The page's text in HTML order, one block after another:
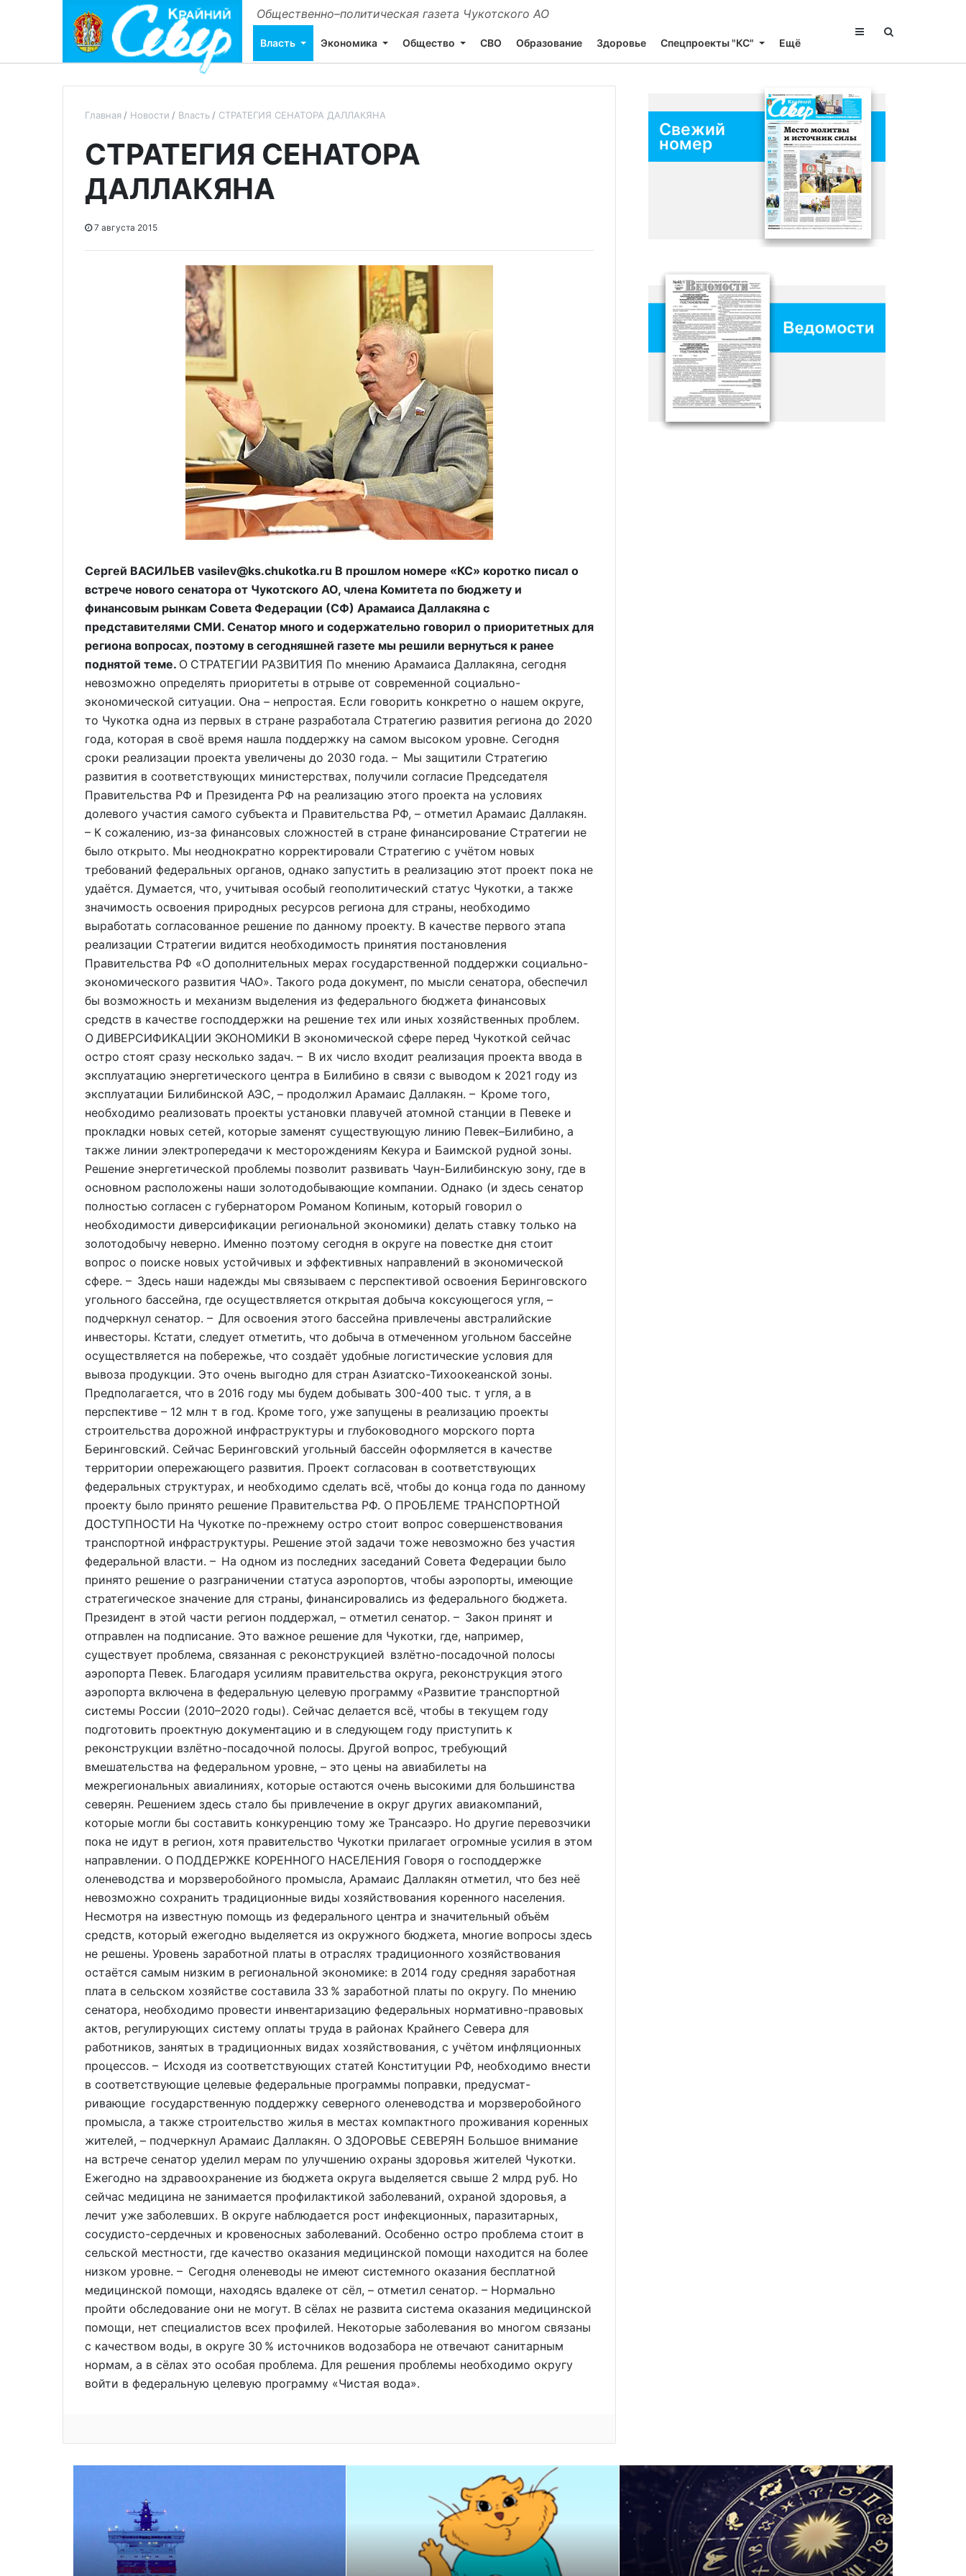
Общественно–политическая газета Чукотского АО
Власть Экономика Общество СВО Образование Здоровье Спецпроекты "КС" Ещё
Главная Новости Власть СТРАТЕГИЯ СЕНАТОРА ДАЛЛАКЯНА
СТРАТЕГИЯ СЕНАТОРА
ДАЛЛАКЯНА
7 августа 2015
Сергей ВАСИЛЬЕВ vasilev@ks.chukotka.ru В прошлом номере «КС» коротко писал о
встрече нового сенатора от Чукотского АО, члена Комитета по бюджету и
финансовым рынкам Совета Федерации (СФ) Арамаиса Даллакяна с
представителями СМИ. Сенатор много и содержательно говорил о приоритетных для
региона вопросах, поэтому в сегодняшней газете мы решили вернуться к ранее
поднятой теме. О СТРАТЕГИИ РАЗВИТИЯ По мнению Арамаиса Даллакяна, сегодня
невозможно определять приоритеты в отрыве от современной социально-
экономической ситуации. Она – непростая. Если говорить конкретно о нашем округе,
то Чукотка одна из первых в стране разработала Стратегию развития региона до 2020
года, которая в своё время нашла поддержку на самом высоком уровне. Сегодня
сроки реализации проекта увеличены до 2030 года. – Мы защитили Стратегию
развития в соответствующих министерствах, получили согласие Председателя
Правительства РФ и Президента РФ на реализацию этого проекта на условиях
долевого участия самого субъекта и Правительства РФ, – отметил Арамаис Даллакян.
– К сожалению, из-за финансовых сложностей в стране финансирование Стратегии не
было открыто. Мы неоднократно корректировали Стратегию с учётом новых
требований федеральных органов, однако запустить в реализацию этот проект пока не
удаётся. Думается, что, учитывая особый геополитический статус Чукотки, а также
значимость освоения природных ресурсов региона для страны, необходимо
выработать согласованное решение по данному проекту. В качестве первого этапа
реализации Стратегии видится необходимость принятия постановления
Правительства РФ «О дополнительных мерах государственной поддержки социально-
экономического развития ЧАО». Такого рода документ, по мысли сенатора, обеспечил
бы возможность и механизм выделения из федерального бюджета финансовых
средств в качестве господдержки на решение тех или иных хозяйственных проблем.
О ДИВЕРСИФИКАЦИИ ЭКОНОМИКИ В экономической сфере перед Чукоткой сейчас
остро стоят сразу несколько задач. – В их число входит реализация проекта ввода в
эксплуатацию энергетического центра в Билибино в связи с выводом к 2021 году из
эксплуатации Билибинской АЭС, – продолжил Арамаис Даллакян. – Кроме того,
необходимо реализовать проекты установки плавучей атомной станции в Певеке и
прокладки новых сетей, которые заменят существующую линию Певек–Билибино, а
также линии электропередачи к месторождениям Кекура и Баимской рудной зоны.
Решение энергетической проблемы позволит развивать Чаун-Билибинскую зону, где в
основном расположены наши золотодобывающие компании. Однако (и здесь сенатор
полностью согласен с губернатором Романом Копиным, который говорил о
необходимости диверсификации региональной экономики) делать ставку только на
золотодобычу неверно. Именно поэтому сегодня в округе на повестке дня стоит
вопрос о поиске новых устойчивых и эффективных направлений в экономической
сфере. – Здесь наши надежды мы связываем с перспективой освоения Беринговского
угольного бассейна, где осуществляется открытая добыча коксующегося угля, –
подчеркнул сенатор. – Для освоения этого бассейна привлечены австралийские
инвесторы. Кстати, следует отметить, что добыча в отмеченном угольном бассейне
осуществляется на побережье, что создаёт удобные логистические условия для
вывоза продукции. Это очень выгодно для стран Азиатско-Тихоокеанской зоны.
Предполагается, что в 2016 году мы будем добывать 300-400 тыс. т угля, а в
перспективе – 12 млн т в год. Кроме того, уже запущены в реализацию проекты
строительства дорожной инфраструктуры и глубоководного морского порта
Беринговский. Сейчас Беринговский угольный бассейн оформляется в качестве
территории опережающего развития. Проект согласован в соответствующих
федеральных структурах, и необходимо сделать всё, чтобы до конца года по данному
проекту было принято решение Правительства РФ. О ПРОБЛЕМЕ ТРАНСПОРТНОЙ
ДОСТУПНОСТИ На Чукотке по-прежнему остро стоит вопрос совершенствования
транспортной инфраструктуры. Решение этой задачи тоже невозможно без участия
федеральной власти. – На одном из последних заседаний Совета Федерации было
принято решение о разграничении статуса аэропортов, чтобы аэропорты, имеющие
стратегическое значение для страны, финансировались из федерального бюджета.
Президент в этой части регион поддержал, – отметил сенатор. – Закон принят и
отправлен на подписание. Это важное решение для Чукотки, где, например,
существует проблема, связанная с реконструкцией взлётно-посадочной полосы
аэропорта Певек. Благодаря усилиям правительства округа, реконструкция этого
аэропорта включена в федеральную целевую программу «Развитие транспортной
системы России (2010–2020 годы). Сейчас делается всё, чтобы в текущем году
подготовить проектную документацию и в следующем году приступить к
реконструкции взлётно-посадочной полосы. Другой вопрос, требующий
вмешательства на федеральном уровне, – это цены на авиабилеты на
межрегиональных авиалиниях, которые остаются очень высокими для большинства
северян. Решением здесь стало бы привлечение в округ других авиакомпаний,
которые могли бы составить конкуренцию тому же Трансаэро. Но другие перевозчики
пока не идут в регион, хотя правительство Чукотки прилагает огромные усилия в этом
направлении. О ПОДДЕРЖКЕ КОРЕННОГО НАСЕЛЕНИЯ Говоря о господдержке
оленеводства и морзверобойного промысла, Арамаис Даллакян отметил, что без неё
невозможно сохранить традиционные виды хозяйствования коренного населения.
Несмотря на известную помощь из федерального центра и значительный объём
средств, который ежегодно выделяется из окружного бюджета, многие вопросы здесь
не решены. Уровень заработной платы в отраслях традиционного хозяйствования
остаётся самым низким в региональной экономике: в 2014 году средняя заработная
плата в сельском хозяйстве составила 33 % заработной платы по округу. По мнению
сенатора, необходимо провести инвентаризацию федеральных нормативно-правовых
актов, регулирующих систему оплаты труда в районах Крайнего Севера для
работников, занятых в традиционных видах хозяйствования, с учётом инфляционных
процессов. – Исходя из соответствующих статей Конституции РФ, необходимо внести
в соответствующие целевые федеральные программы поправки, предусмат-
ривающие государственную поддержку северного оленеводства и морзверобойного
промысла, а также строительство жилья в местах компактного проживания коренных
жителей, – подчеркнул Арамаис Даллакян. О ЗДОРОВЬЕ СЕВЕРЯН Большое внимание
на встрече сенатор уделил мерам по улучшению охраны здоровья жителей Чукотки.
Ежегодно на здравоохранение из бюджета округа выделяется свыше 2 млрд руб. Но
сейчас медицина не занимается профилактикой заболеваний, охраной здоровья, а
лечит уже заболевших. В округе наблюдается рост инфекционных, паразитарных,
сосудисто-сердечных и кровеносных заболеваний. Особенно остро проблема стоит в
сельской местности, где качество оказания медицинской помощи находится на более
низком уровне. – Сегодня оленеводы не имеют системного оказания бесплатной
медицинской помощи, находясь вдалеке от сёл, – отметил сенатор. – Нормально
пройти обследование они не могут. В сёлах не развита система оказания медицинской
помощи, нет специалистов всех профилей. Некоторые заболевания во многом связаны
с качеством воды, в округе 30 % источников водозабора не отвечают санитарным
нормам, а в сёлах это особая проблема. Для решения проблемы необходимо округу
войти в федеральную целевую программу «Чистая вода».
Свежий
номер